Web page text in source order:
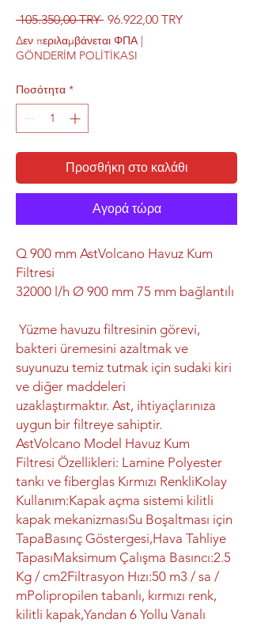
105.350,00 TRY Κανονική
τιμή
96.922,00 TRYΤιμή
Δεν περιλαμβάνεται ΦΠΑ|
GÖNDERİM POLİTİKASI
Ποσότητα *
Προσθήκη στο καλάθι
Αγορά τώρα
Q 900 mm AstVolcano Havuz Kum
Filtresi
32000 l/h Ø 900 mm 75 mm bağlantılı
Yüzme havuzu filtresinin görevi,
bakteri üremesini azaltmak ve
suyunuzu temiz tutmak için sudaki kiri
ve diğer maddeleri
uzaklaştırmaktır. Ast, ihtiyaçlarınıza
uygun bir filtreye sahiptir.
AstVolcano Model Havuz Kum
Filtresi Özellikleri: Lamine Polyester
tankı ve fiberglas Kırmızı RenkliKolay
Kullanım:Kapak açma sistemi kilitli
kapak mekanizmasıSu Boşaltması için
TapaBasınç Göstergesi,Hava Tahliye
TapasıMaksimum Çalışma Basıncı:2.5
Kg / cm2Filtrasyon Hızı:50 m3 / sa /
mPolipropilen tabanlı, kırmızı renk,
kilitli kapak,Yandan 6 Yollu Vanalı